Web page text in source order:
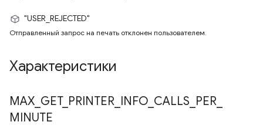
"USER_REJECTED"
Отправленный запрос на печать отклонен пользователем.
Характеристики
MAX GET_ PRINTER INFO CALLS PER
MINUTE